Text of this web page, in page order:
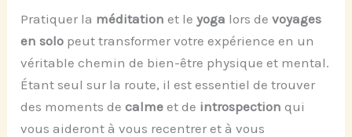
Pratiquer la méditation et leyoga lors devoyages
en solo peut transformer votre expérience en un
véritable chemin de bien-être physique et mental.
Étant seul sur la route, il est essentiel de trouver
des moments decalme et de introspection qui
vous aideront à vous recentrer et à vous